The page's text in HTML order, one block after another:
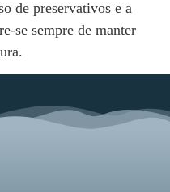
de preservativos e a
se sempre de manter